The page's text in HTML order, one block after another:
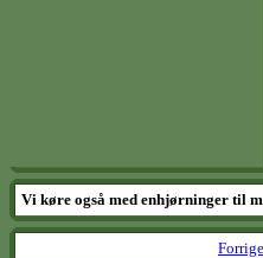
Vi køre også med enhjørninger til